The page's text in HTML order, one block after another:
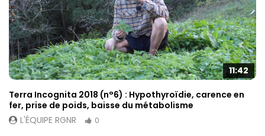
11:42
Terra Incognita 2018 (n°6) : Hypothyroïdie, carence en
fer, prise de poids, baisse du métabolisme
L'ÉQUIPE RGNR
0